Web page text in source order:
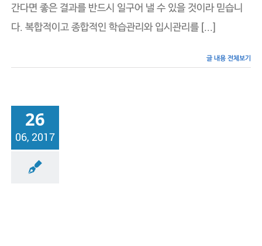
라
매
(2025)
간다면 좋은 결과를 반드시 일구어 낼 수 있을 것이라 믿습니
다. 복합적이고 종합적인 학습관리와 입시관리를 [...]
글 내용 전체보기
26
06, 2017